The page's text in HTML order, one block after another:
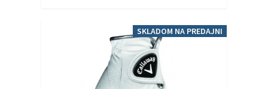
SKLADOM NA PREDAJNI